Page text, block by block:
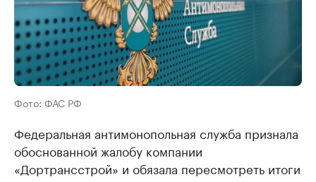
Фото: ФАС РФ
Федеральная антимонопольная служба признала
обоснованной жалобу компании
«Дортрансстрой» и обязала пересмотреть итоги